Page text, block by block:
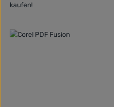
kaufen!
Bildergalerie überspringen